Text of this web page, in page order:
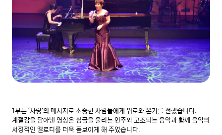
1부는 ‘사랑’의 메시지로 소중한 사람들에게 위로와 온기를 전했습니다.
계절감을 담아낸 영상은 심금을 울리는 연주와 고조되는 음악과 함께 음악의
서정적인 멜로디를 더욱 돋보이게 해 주었습니다.